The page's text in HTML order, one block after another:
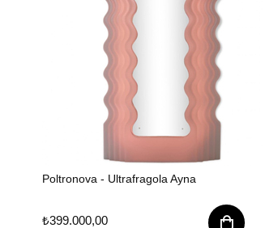
Poltronova - Ultrafragola Ayna
₺399.000,00